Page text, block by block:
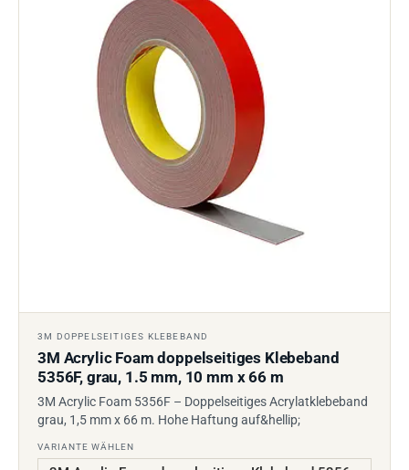
3M DOPPELSEITIGES KLEBEBAND
3M Acrylic Foam doppelseitiges Klebeband
5356F, grau, 1.5 mm, 10 mm x 66 m
3M Acrylic Foam 5356F – Doppelseitiges Acrylatklebeband
grau, 1,5 mm x 66 m. Hohe Haftung auf&hellip;
VARIANTE WÄHLEN